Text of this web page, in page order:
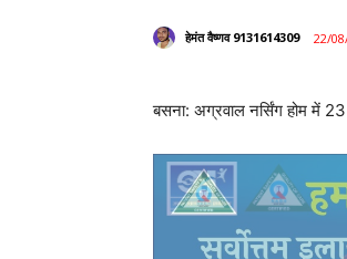
हेमंत वैष्णव 9131614309 22/
बसना: अग्रवाल नर्सिंग होम में